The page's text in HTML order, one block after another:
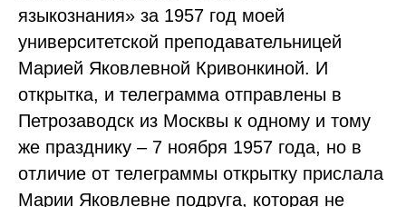
языкознания» за 1957 год моей
университетской преподавательницей
Марией Яковлевной Кривонкиной. И
открытка, и телеграмма отправлены в
Петрозаводск из Москвы к одному и тому
же празднику – 7 ноября 1957 года, но в
отличие от телеграммы открытку прислала
Марии Яковлевне подруга, которая не